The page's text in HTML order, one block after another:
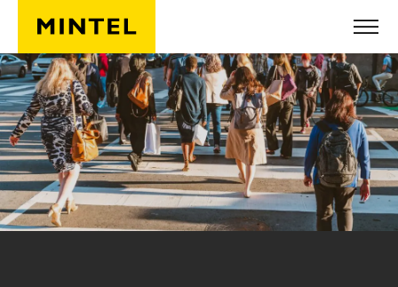
Skip to main content